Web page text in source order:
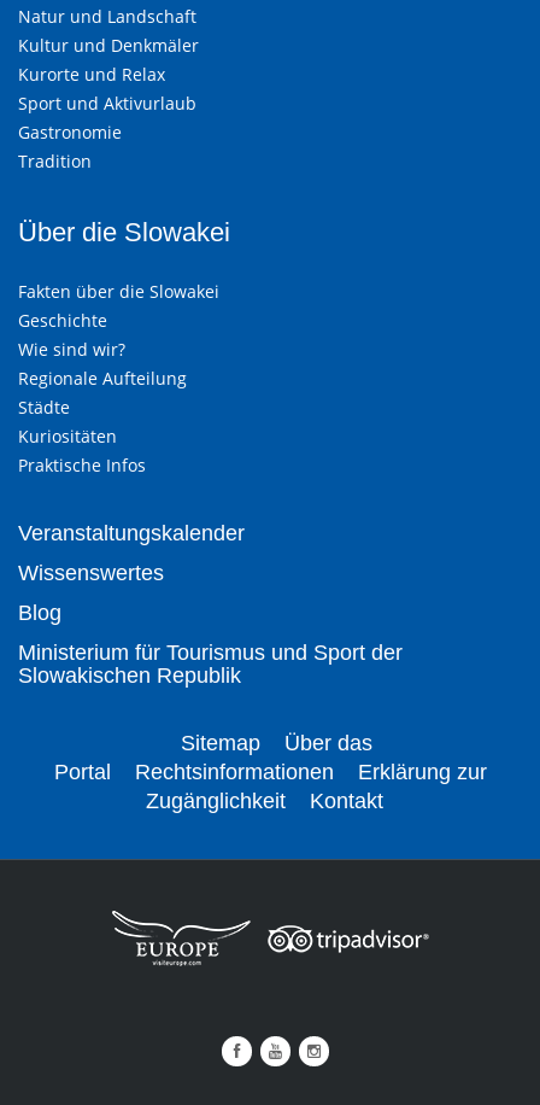
Natur und Landschaft
Kultur und Denkmäler
Kurorte und Relax
Sport und Aktivurlaub
Gastronomie
Tradition
Über die Slowakei
Fakten über die Slowakei
Geschichte
Wie sind wir?
Regionale Aufteilung
Städte
Kuriositäten
Praktische Infos
Veranstaltungskalender
Wissenswertes
Blog
Ministerium für Tourismus und Sport der
Slowakischen Republik
Sitemap
Über das
Portal
Rechtsinformationen
Erklärung zur
Zugänglichkeit
Kontakt